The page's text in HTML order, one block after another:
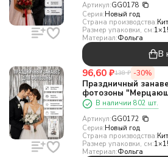
Артикул:GG0178
Серия:Новый год
Страна производства:
Размер упаковки, см:
Материал:Фольга
В
96,60 ₽138 ₽ -30%
Праздничный
фотозоны
(100*200 см)
В наличии 802 шт.
Артикул:GG0172
Серия:Новый год
Страна производства:
Размер упаковки, см:
Материал:Фольга